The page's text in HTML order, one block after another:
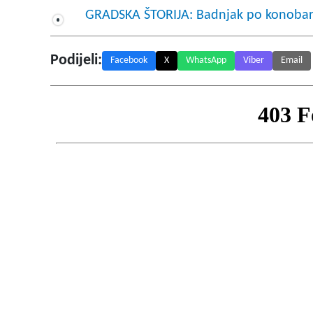
GRADSKA ŠTORIJA: Badnjak po
Podijeli: Facebook X WhatsApp Viber Email